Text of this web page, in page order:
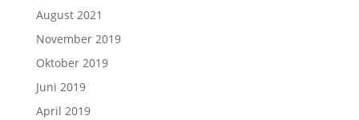
August 2021
November 2019
Oktober 2019
Juni 2019
April 2019